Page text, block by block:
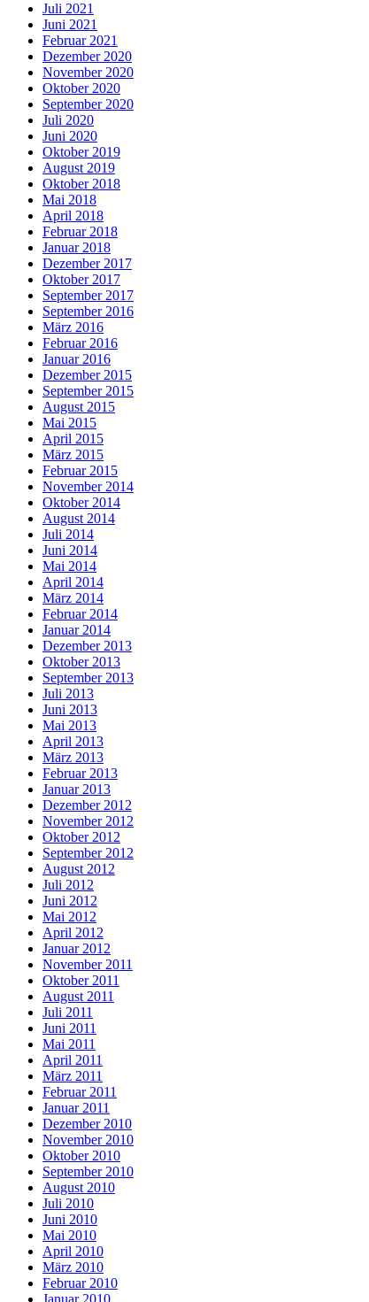
Juli 2021
Juni 2021
Februar 2021
Dezember 2020
November 2020
Oktober 2020
September 2020
Juli 2020
Juni 2020
Oktober 2019
August 2019
Oktober 2018
Mai 2018
April 2018
Februar 2018
Januar 2018
Dezember 2017
Oktober 2017
September 2017
September 2016
März 2016
Februar 2016
Januar 2016
Dezember 2015
September 2015
August 2015
Mai 2015
April 2015
März 2015
Februar 2015
November 2014
Oktober 2014
August 2014
Juli 2014
Juni 2014
Mai 2014
April 2014
März 2014
Februar 2014
Januar 2014
Dezember 2013
Oktober 2013
September 2013
Juli 2013
Juni 2013
Mai 2013
April 2013
März 2013
Februar 2013
Januar 2013
Dezember 2012
November 2012
Oktober 2012
September 2012
August 2012
Juli 2012
Juni 2012
Mai 2012
April 2012
Januar 2012
November 2011
Oktober 2011
August 2011
Juli 2011
Juni 2011
Mai 2011
April 2011
März 2011
Februar 2011
Januar 2011
Dezember 2010
November 2010
Oktober 2010
September 2010
August 2010
Juli 2010
Juni 2010
Mai 2010
April 2010
März 2010
Februar 2010